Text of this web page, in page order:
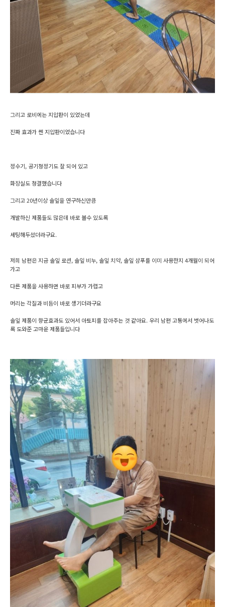
그리고 로비에는 지압판이 있었는데
진짜 효과가 쎈 지압판이었습니다
정수기, 공기청정기도 잘 되어 있고
화장실도 청결했습니다
그리고 20년이상 솔잎을 연구하신만큼
개발하신 제품들도 많은데 바로 볼수 있도록
세팅해두셨더라구요.
저희 남편은 지금 솔잎 로션, 솔잎 비누, 솔잎 치약, 솔잎 샴푸를 이미 사용한지 4개월이 되어
가고
다른 제품을 사용하면 바로 피부가 가렵고
머리는 각질과 비듬이 바로 생기더라구요
솔잎 제품이 향균효과도 있어서 아토피를 잡아주는 것 같아요. 우리 남편 고통에서 벗어나도
록 도와준 고마운 제품들입니다